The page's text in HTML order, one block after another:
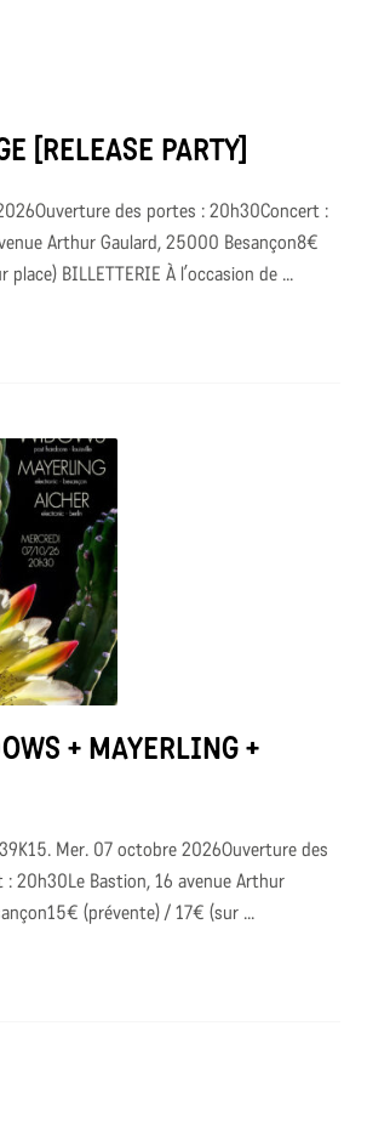
[RELEASE PARTY]
des portes : 20h30Concert :
Arthur Gaulard, 25000 Besançon8€
BILLETTERIE À l’occasion de ...
+ MAYERLING +
Mer. 07 octobre 2026Ouverture des
20h30Le Bastion, 16 avenue Arthur
(prévente) / 17€ (sur ...